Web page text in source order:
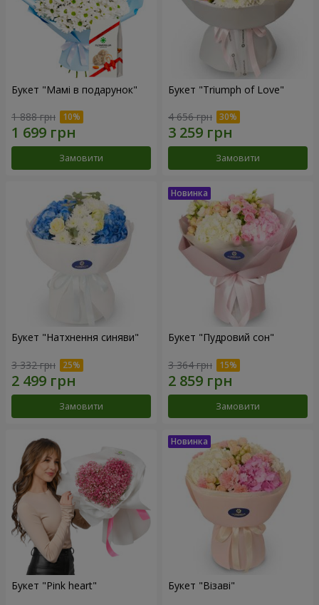
Букет "Мамі в подарунок"
1 888 грн
Замовити
Букет "Triumph of Love"
4 656 грн
Замовити
Букет "Натхнення синяви"
3 332 грн
Замовити
Букет "Пудровий сон"
3 364 грн
Замовити
Букет "Pink heart" Букет "Візаві"